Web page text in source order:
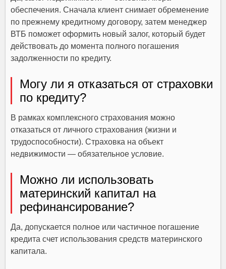
обеспечения. Сначала клиент снимает обременение
по прежнему кредитному договору, затем менеджер
ВТБ поможет оформить новый залог, который будет
действовать до момента полного погашения
задолженности по кредиту.
Могу ли я отказаться от страховки
по кредиту?
В рамках комплексного страхования можно
отказаться от личного страхования (жизни и
трудоспособности). Страховка на объект
недвижимости — обязательное условие.
Можно ли использовать
материнский капитал на
рефинансирование?
Да, допускается полное или частичное погашение
кредита счет использования средств материнского
капитала.